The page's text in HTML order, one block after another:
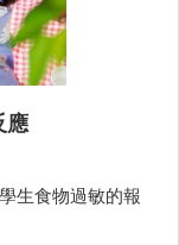
應
生食物過敏的報